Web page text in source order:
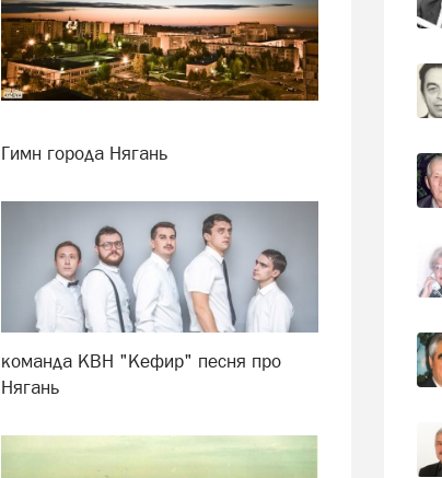
Гимн города Нягань
команда КВН "Кефир" песня про
Нягань